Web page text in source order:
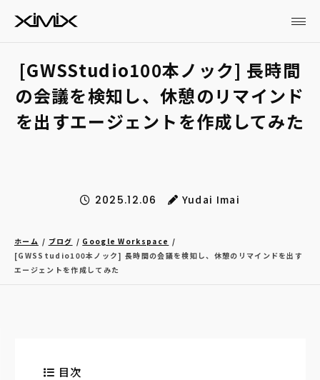
[GWSStudio100本ノック] 長時間
の会議を検知し、休憩のリマインド
を出すエージェントを作成してみた
2025.12.06 Yudai Imai
ホーム ブログ
Google Workspace
[GWSStudio100本ノック] 長時間の会議を検知し、休憩のリマインドを出す
エージェントを作成してみた
目次